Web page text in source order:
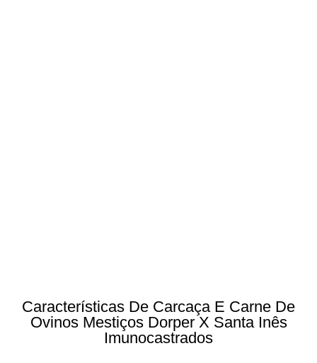
Características De Carcaça E Carne De
Ovinos Mestiços Dorper X Santa Inês
Imunocastrados